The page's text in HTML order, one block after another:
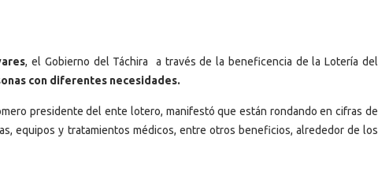
, el Gobierno del Táchira a través de la beneficencia de la Lotería del
con diferentes necesidades.
presidente del ente lotero, manifestó que están rondando en cifras de
equipos y tratamientos médicos, entre otros beneficios, alrededor de los